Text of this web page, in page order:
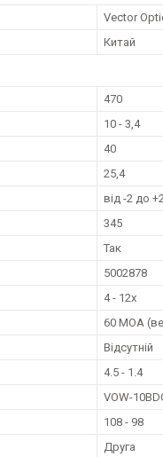
Vector
Китай
470
10 - 3,4
40
25,4
від -2 до
345
Так
5002878
4 - 12х
60 MOA
Відсутній
4.5 - 1.4
VOW-
108 - 98
Друга